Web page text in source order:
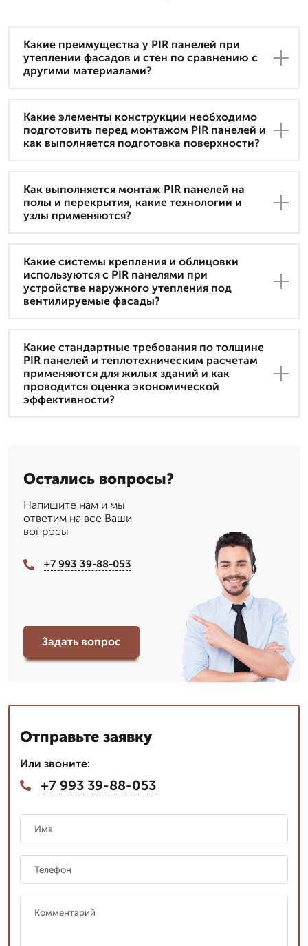
Какие преимущества у PIR панелей при
утеплении фасадов и стен по сравнению с
другими материалами?
Какие элементы конструкции необходимо
подготовить перед монтажом PIR панелей и
как выполняется подготовка поверхности?
Как выполняется монтаж PIR панелей на
полы и перекрытия, какие технологии и
узлы применяются?
Какие системы крепления и облицовки
используются с PIR панелями при
устройстве наружного утепления под
вентилируемые фасады?
Какие стандартные требования по толщине
PIR панелей и теплотехническим расчетам
применяются для жилых зданий и как
проводится оценка экономической
эффективности?
Остались вопросы?
Напишите нам и мы
ответим на все Ваши
вопросы
+7 993 39-88-053
Задать вопрос
Отправьте заявку
Или звоните:
+7 993 39-88-053